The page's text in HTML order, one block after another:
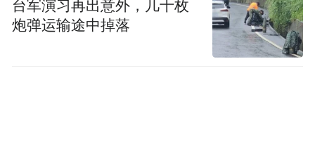
台军演习再出意外，几十枚
炮弹运输途中掉落